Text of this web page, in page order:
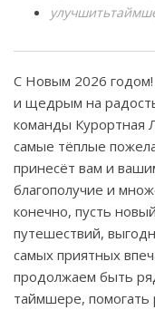
С Новым 2026
и щедрым на
команды
самые тёплые
принесёт вам и
благополучие и
конечно, пусть
путешествий,
самых приятных
продолжаем быть
таймшере,